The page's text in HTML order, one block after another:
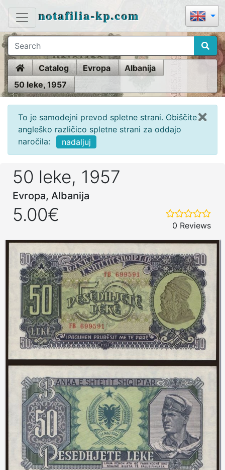
notafilia-kp.com
HomeCatalog Evropa
Albanija
50 leke, 1957
To je samodejni prevod spletne strani. Obiščite
angleško različico spletne strani za oddajo
naročila:
nadaljuj
50 leke, 1957
Evropa, Albanija
5.00€
0 Reviews